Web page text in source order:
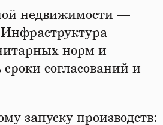
недвижимости —
норм и
сроки согласований и
запуску производств: